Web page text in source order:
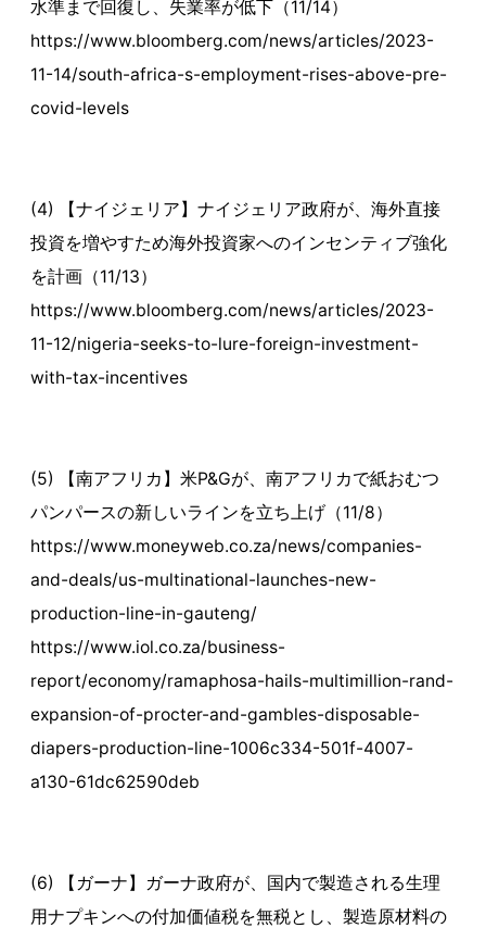
水準まで回復し、失業率が低下（11/14）
https://www.bloomberg.com/news/articles/2023-
11-14/south-africa-s-employment-rises-above-pre-
covid-levels
(4) 【ナイジェリア】ナイジェリア政府が、海外直接
投資を増やすため海外投資家へのインセンティブ強化
を計画（11/13）
https://www.bloomberg.com/news/articles/2023-
11-12/nigeria-seeks-to-lure-foreign-investment-
with-tax-incentives
(5) 【南アフリカ】米P&Gが、南アフリカで紙おむつ
パンパースの新しいラインを立ち上げ（11/8）
https://www.moneyweb.co.za/news/companies-
and-deals/us-multinational-launches-new-
production-line-in-gauteng/
https://www.iol.co.za/business-
report/economy/ramaphosa-hails-multimillion-rand-
expansion-of-procter-and-gambles-disposable-
diapers-production-line-1006c334-501f-4007-
a130-61dc62590deb
(6) 【ガーナ】ガーナ政府が、国内で製造される生理
用ナプキンへの付加価値税を無税とし、製造原材料の